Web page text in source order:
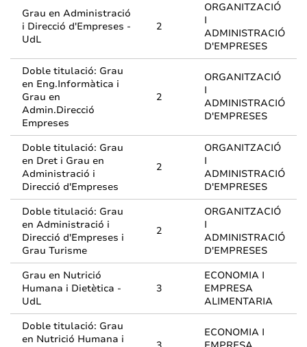
Grau en Administració
i Direcció d'Empreses -
UdL
2
ORGANITZACIÓ
I
ADMINISTRACIÓ
D'EMPRESES
Doble titulació: Grau
en Eng.Informàtica i
Grau en
Admin.Direcció
Empreses
2
ORGANITZACIÓ
I
ADMINISTRACIÓ
D'EMPRESES
Doble titulació: Grau
en Dret i Grau en
Administració i
Direcció d'Empreses
2
ORGANITZACIÓ
I
ADMINISTRACIÓ
D'EMPRESES
Doble titulació: Grau
en Administració i
Direcció d'Empreses i
Grau Turisme
2
ORGANITZACIÓ
I
ADMINISTRACIÓ
D'EMPRESES
Grau en Nutrició
Humana i Dietètica -
UdL
3
ECONOMIA I
EMPRESA
ALIMENTARIA
Doble titulació: Grau
en Nutrició Humana i
ECONOMIA I